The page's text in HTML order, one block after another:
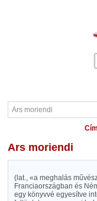
Ars moriendi
(lat., «a meghalás
Franciaországban és
egy könyvvé egyesítve